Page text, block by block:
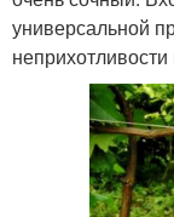
универсальной
неприхотливости